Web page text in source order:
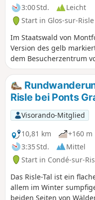
3:00 Std.
Leicht
Start in Glos-sur-Risle
Im Staatswald von
Version des gelb
dem Besucherzentrum
Vincent, mit einem
unbefestigten Wegen.
verbindet sehr
Waldlandschaften,
schmalen Pfaden und
und bietet zudem einen
für die Normandie
Heckenlandschaft.
Risle bei Ponts
Visorando-Mitglied
10,81 km
+160 m
3:35 Std.
Mittel
Start in Condé-sur-
Das Risle-Tal ist ein
allem im Winter
beiden Seiten von